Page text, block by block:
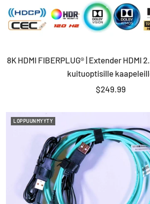
8K HDMI FIBERPLUG® | Extender HDMI
kuituoptisille
Myyntihinta
$249.99
LOPPUUNMYYTY